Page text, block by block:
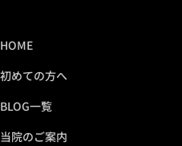
HOME
初めての方へ
BLOG一覧
当院のご案内